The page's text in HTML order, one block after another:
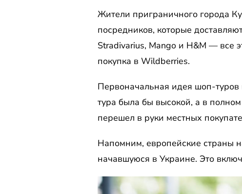
Жители приграничного города
посредников, которые
Stradivarius, Mango и H&M — все
покупка в Wildberries.
Первоначальная идея шоп-туров
тура была бы высокой, а в
перешел в руки местных
Напомним, европейские страны
начавшуюся в Украине. Это